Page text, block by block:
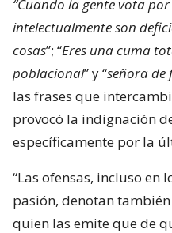
“Cuando la gente vota
intelectualmente son
cosas”; “Eres una cuma
poblacional” y “señora de
las frases que
provocó la indignación
específicamente por la
“Las ofensas, incluso en
pasión, denotan
quien las emite que de